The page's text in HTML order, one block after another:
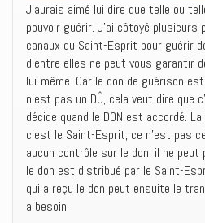
J’aurais aimé lui dire que telle ou
pouvoir guérir. J’ai côtoyé
canaux du Saint-Esprit pour guérir
d’entre elles ne peut vous garantir
lui-même. Car le don de guérison
n’est pas un DÛ, cela veut dire que
décide quand le DON est accordé.
c’est le Saint-Esprit, ce n’est pas
aucun contrôle sur le don, il ne peut
le don est distribué par le Saint-
qui a reçu le don peut ensuite le
a besoin.